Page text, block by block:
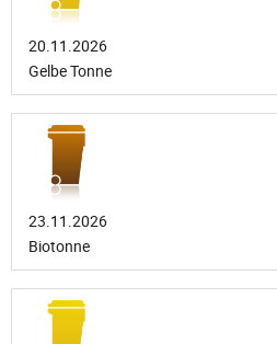
20.11.2026
Gelbe Tonne
23.11.2026
Biotonne